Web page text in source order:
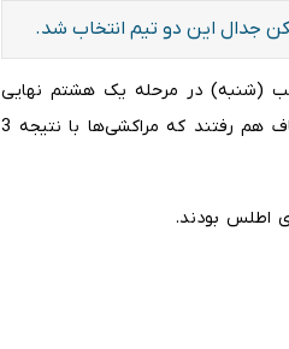
جدال این دو تیم انتخاب شد.
تیم‌های ملی فوتبال کانادا و مراکش از ساعت 20:30 امشب (شنبه) در مرحله یک هشتم نهایی
جام جهانی 2026 در ورزشگاه «ان‌آر‌جی» هیوستون در کشور آمریکا به مصاف هم رفتند که مراکشی‌ها با نتیجه 3